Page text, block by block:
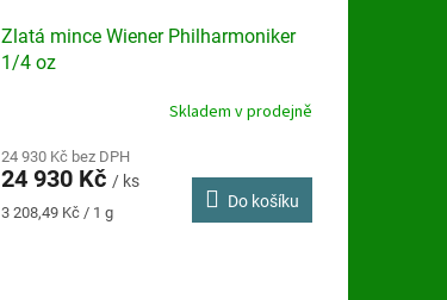
Zlatá mince Wiener Philharmoniker
1/4 oz
Skladem v prodejně
24 930 Kč bez DPH
24 930 Kč / ks
Měrná
3 208,49 Kč / 1 g
Do košíku